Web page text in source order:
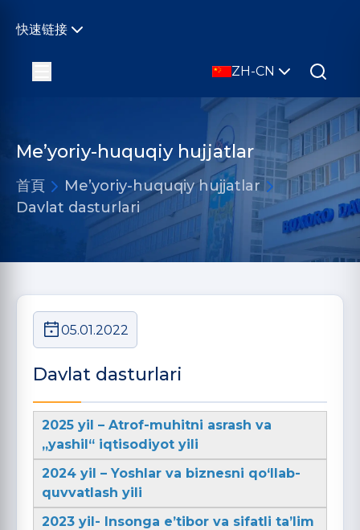
快速链接
ZH-CN
Me’yoriy-huquqiy hujjatlar
首頁
Me’yoriy-huquqiy hujjatlar
Davlat dasturlari
05.01.2022
Davlat dasturlari
2025 yil – Atrof-muhitni asrash va
„yashil“ iqtisodiyot yili
2024 yil – Yoshlar va biznesni qo‘llab-
quvvatlash yili
2023 yil- Insonga e’tibor va sifatli ta’lim